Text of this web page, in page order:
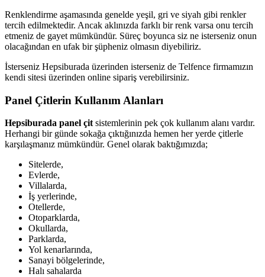
Renklendirme aşamasında genelde yeşil, gri ve siyah gibi renkler
tercih edilmektedir. Ancak aklınızda farklı bir renk varsa onu tercih
etmeniz de gayet mümkündür. Süreç boyunca siz ne isterseniz onun
olacağından en ufak bir şüpheniz olmasın diyebiliriz.
İsterseniz Hepsiburada üzerinden isterseniz de Telfence firmamızın
kendi sitesi üzerinden online sipariş verebilirsiniz.
Panel Çitlerin Kullanım Alanları
Hepsiburada panel çit sistemlerinin pek çok kullanım alanı vardır.
Herhangi bir günde sokağa çıktığınızda hemen her yerde çitlerle
karşılaşmanız mümkündür. Genel olarak baktığımızda;
Sitelerde,
Evlerde,
Villalarda,
İş yerlerinde,
Otellerde,
Otoparklarda,
Okullarda,
Parklarda,
Yol kenarlarında,
Sanayi bölgelerinde,
Halı sahalarda